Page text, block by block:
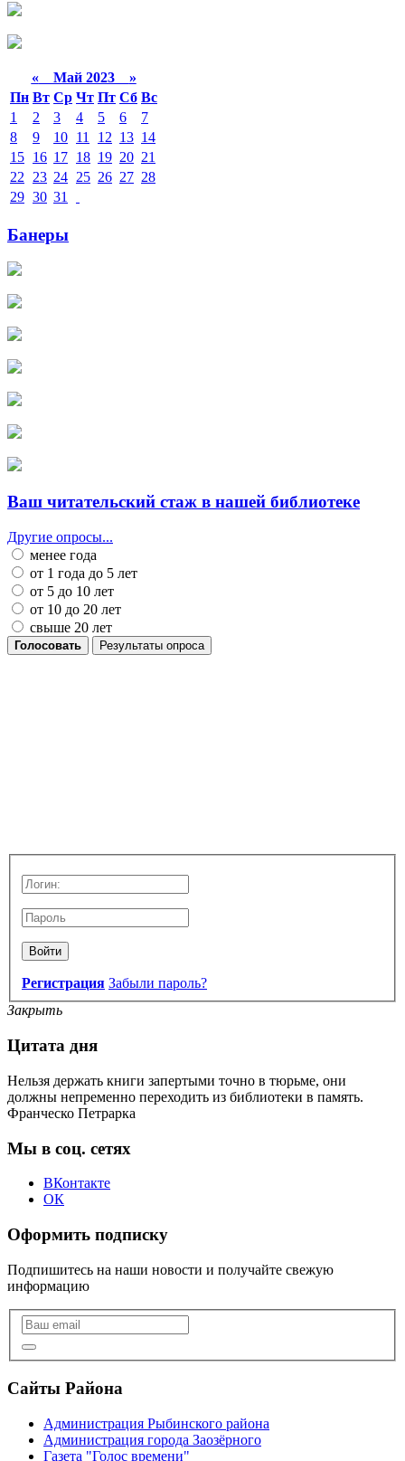
«Май 2023 »
Пн Вт Ср Чт Пт Сб Вс
1
2 3 4 5 6
7
8
9 10 11 12 13 14
15 16 17 18 19 20 21
22
23 24 25 26 27 28
29 30 31
Банеры
Ваш читательский стаж в нашей библиотеке
Другие опросы...
менее года
от 1 года до 5 лет
от 5 до 10 лет
от 10 до 20 лет
свыше 20 лет
Голосовать Результаты опроса
Войти
Регистрация Забыли пароль?
Закрыть
Цитата дня
Нельзя держать книги запертыми точно в тюрьме, они
должны непременно переходить из библиотеки в память.
Франческо Петрарка
Мы в соц. сетях
ВКонтакте
ОК
Оформить подписку
Подпишитесь на наши новости и получайте свежую
информацию
Сайты Района
Администрация Рыбинского района
Администрация города Заозёрного
Газета "Голос времени"